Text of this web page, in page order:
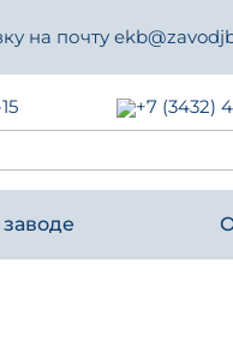
на почту
+7 (3432)